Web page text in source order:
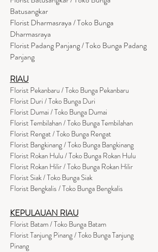
Batusangkar
Florist Dharmasraya / Toko Bunga
Dharmasraya
Florist Padang Panjang / Toko Bunga Padang
Panjang
RIAU
Florist Pekanbaru / Toko Bunga Pekanbaru
Florist Duri / Toko Bunga Duri
Florist Dumai / Toko Bunga Dumai
Florist Tembilahan / Toko Bunga Tembilahan
Florist Rengat / Toko Bunga Rengat
Florist Bangkinang / Toko Bunga Bangkinang
Florist Rokan Hulu / Toko Bunga Rokan Hulu
Florist Rokan Hilir / Toko Bunga Rokan Hilir
Florist Siak / Toko Bunga Siak
Florist Bengkalis / Toko Bunga Bengkalis
KEPULAUAN RIAU
Florist Batam / Toko Bunga Batam
Florist Tanjung Pinang / Toko Bunga Tanjung
Pinang